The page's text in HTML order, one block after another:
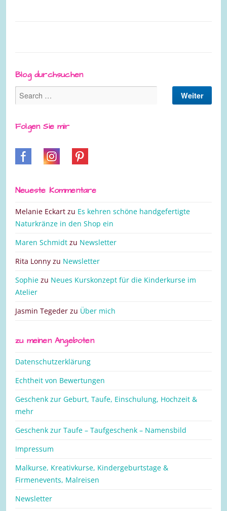
Blog durchsuchen
Folgen Sie mir
Neueste Kommentare
Melanie Eckart zu Es kehren schöne handgefertigte
Naturkränze in den Shop ein
Maren Schmidt zu Newsletter
Rita Lonny zu Newsletter
Sophie zu Neues Kurskonzept für die Kinderkurse im
Atelier
Jasmin Tegeder zu Über mich
zu meinen Angeboten
Datenschutzerklärung
Echtheit von Bewertungen
Geschenk zur Geburt, Taufe, Einschulung, Hochzeit &
mehr
Geschenk zur Taufe – Taufgeschenk – Namensbild
Impressum
Malkurse, Kreativkurse, Kindergeburtstage &
Firmenevents, Malreisen
Newsletter